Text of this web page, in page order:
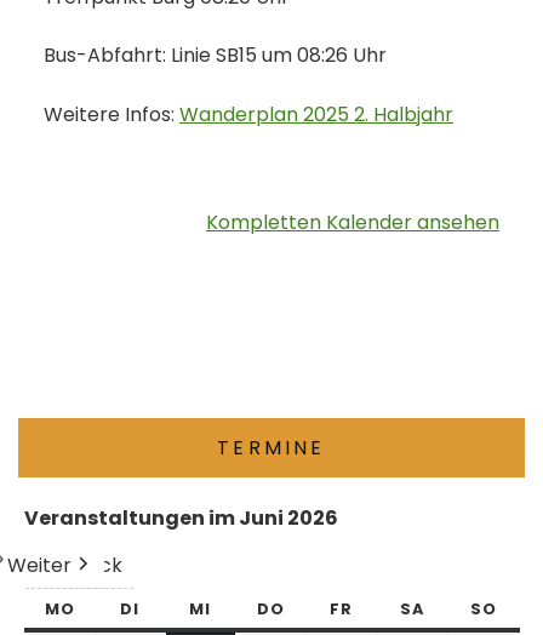
Bus-Abfahrt: Linie SB15 um 08:26 Uhr
Weitere Infos: Wanderplan 2025 2. Halbjahr
Kompletten Kalender ansehen
TERMINE
Veranstaltungen im Juni 2026
Zurück
Heute
Weiter
MO DI MI DO FR SA SO